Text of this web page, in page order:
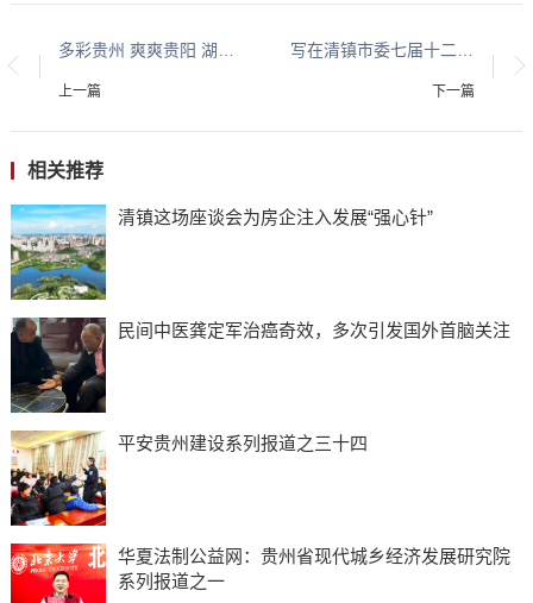
上一篇 下一篇
相关推荐
清镇这场座谈会为房企注入发展“强心针”
民间中医龚定军治癌奇效，多次引发国外首脑关注
平安贵州建设系列报道之三十四
华夏法制公益网：贵州省现代城乡经济发展研究院
系列报道之一